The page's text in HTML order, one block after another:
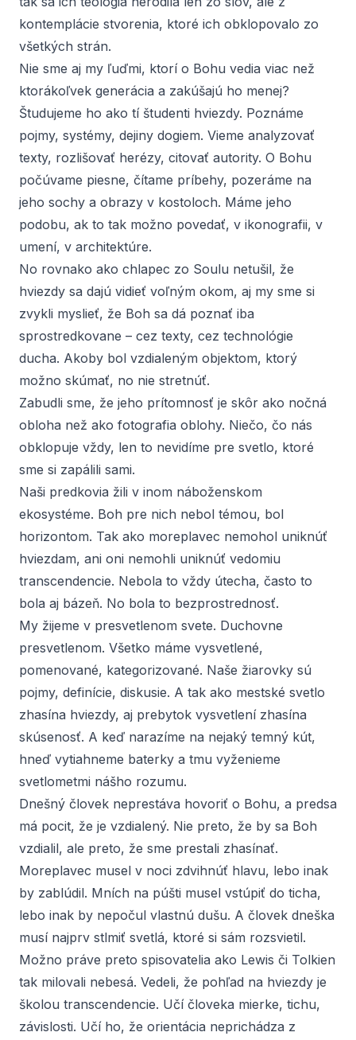
kontemplácie stvorenia, ktoré ich obklopovalo zo
všetkých strán.
Nie sme aj my ľuďmi, ktorí o Bohu vedia viac než
ktorákoľvek generácia a zakúšajú ho menej?
Študujeme ho ako tí študenti hviezdy. Poznáme
pojmy, systémy, dejiny dogiem. Vieme analyzovať
texty, rozlišovať herézy, citovať autority. O Bohu
počúvame piesne, čítame príbehy, pozeráme na
jeho sochy a obrazy v kostoloch. Máme jeho
podobu, ak to tak možno povedať, v ikonografii, v
umení, v architektúre.
No rovnako ako chlapec zo Soulu netušil, že
hviezdy sa dajú vidieť voľným okom, aj my sme si
zvykli myslieť, že Boh sa dá poznať iba
sprostredkovane – cez texty, cez technológie
ducha. Akoby bol vzdialeným objektom, ktorý
možno skúmať, no nie stretnúť.
Zabudli sme, že jeho prítomnosť je skôr ako nočná
obloha než ako fotografia oblohy. Niečo, čo nás
obklopuje vždy, len to nevidíme pre svetlo, ktoré
sme si zapálili sami.
Naši predkovia žili v inom náboženskom
ekosystéme. Boh pre nich nebol témou, bol
horizontom. Tak ako moreplavec nemohol uniknúť
hviezdam, ani oni nemohli uniknúť vedomiu
transcendencie. Nebola to vždy útecha, často to
bola aj bázeň. No bola to bezprostrednosť.
My žijeme v presvetlenom svete. Duchovne
presvetlenom. Všetko máme vysvetlené,
pomenované, kategorizované. Naše žiarovky sú
pojmy, definície, diskusie. A tak ako mestské svetlo
zhasína hviezdy, aj prebytok vysvetlení zhasína
skúsenosť. A keď narazíme na nejaký temný kút,
hneď vytiahneme baterky a tmu vyženieme
svetlometmi nášho rozumu.
Dnešný človek neprestáva hovoriť o Bohu, a predsa
má pocit, že je vzdialený. Nie preto, že by sa Boh
vzdialil, ale preto, že sme prestali zhasínať.
Moreplavec musel v noci zdvihnúť hlavu, lebo inak
by zablúdil. Mních na púšti musel vstúpiť do ticha,
lebo inak by nepočul vlastnú dušu. A človek dneška
musí najprv stlmiť svetlá, ktoré si sám rozsvietil.
Možno práve preto spisovatelia ako Lewis či Tolkien
tak milovali nebesá. Vedeli, že pohľad na hviezdy je
školou transcendencie. Učí človeka mierke, tichu,
závislosti. Učí ho, že orientácia neprichádza z